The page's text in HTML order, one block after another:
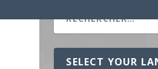
SELECT YOUR